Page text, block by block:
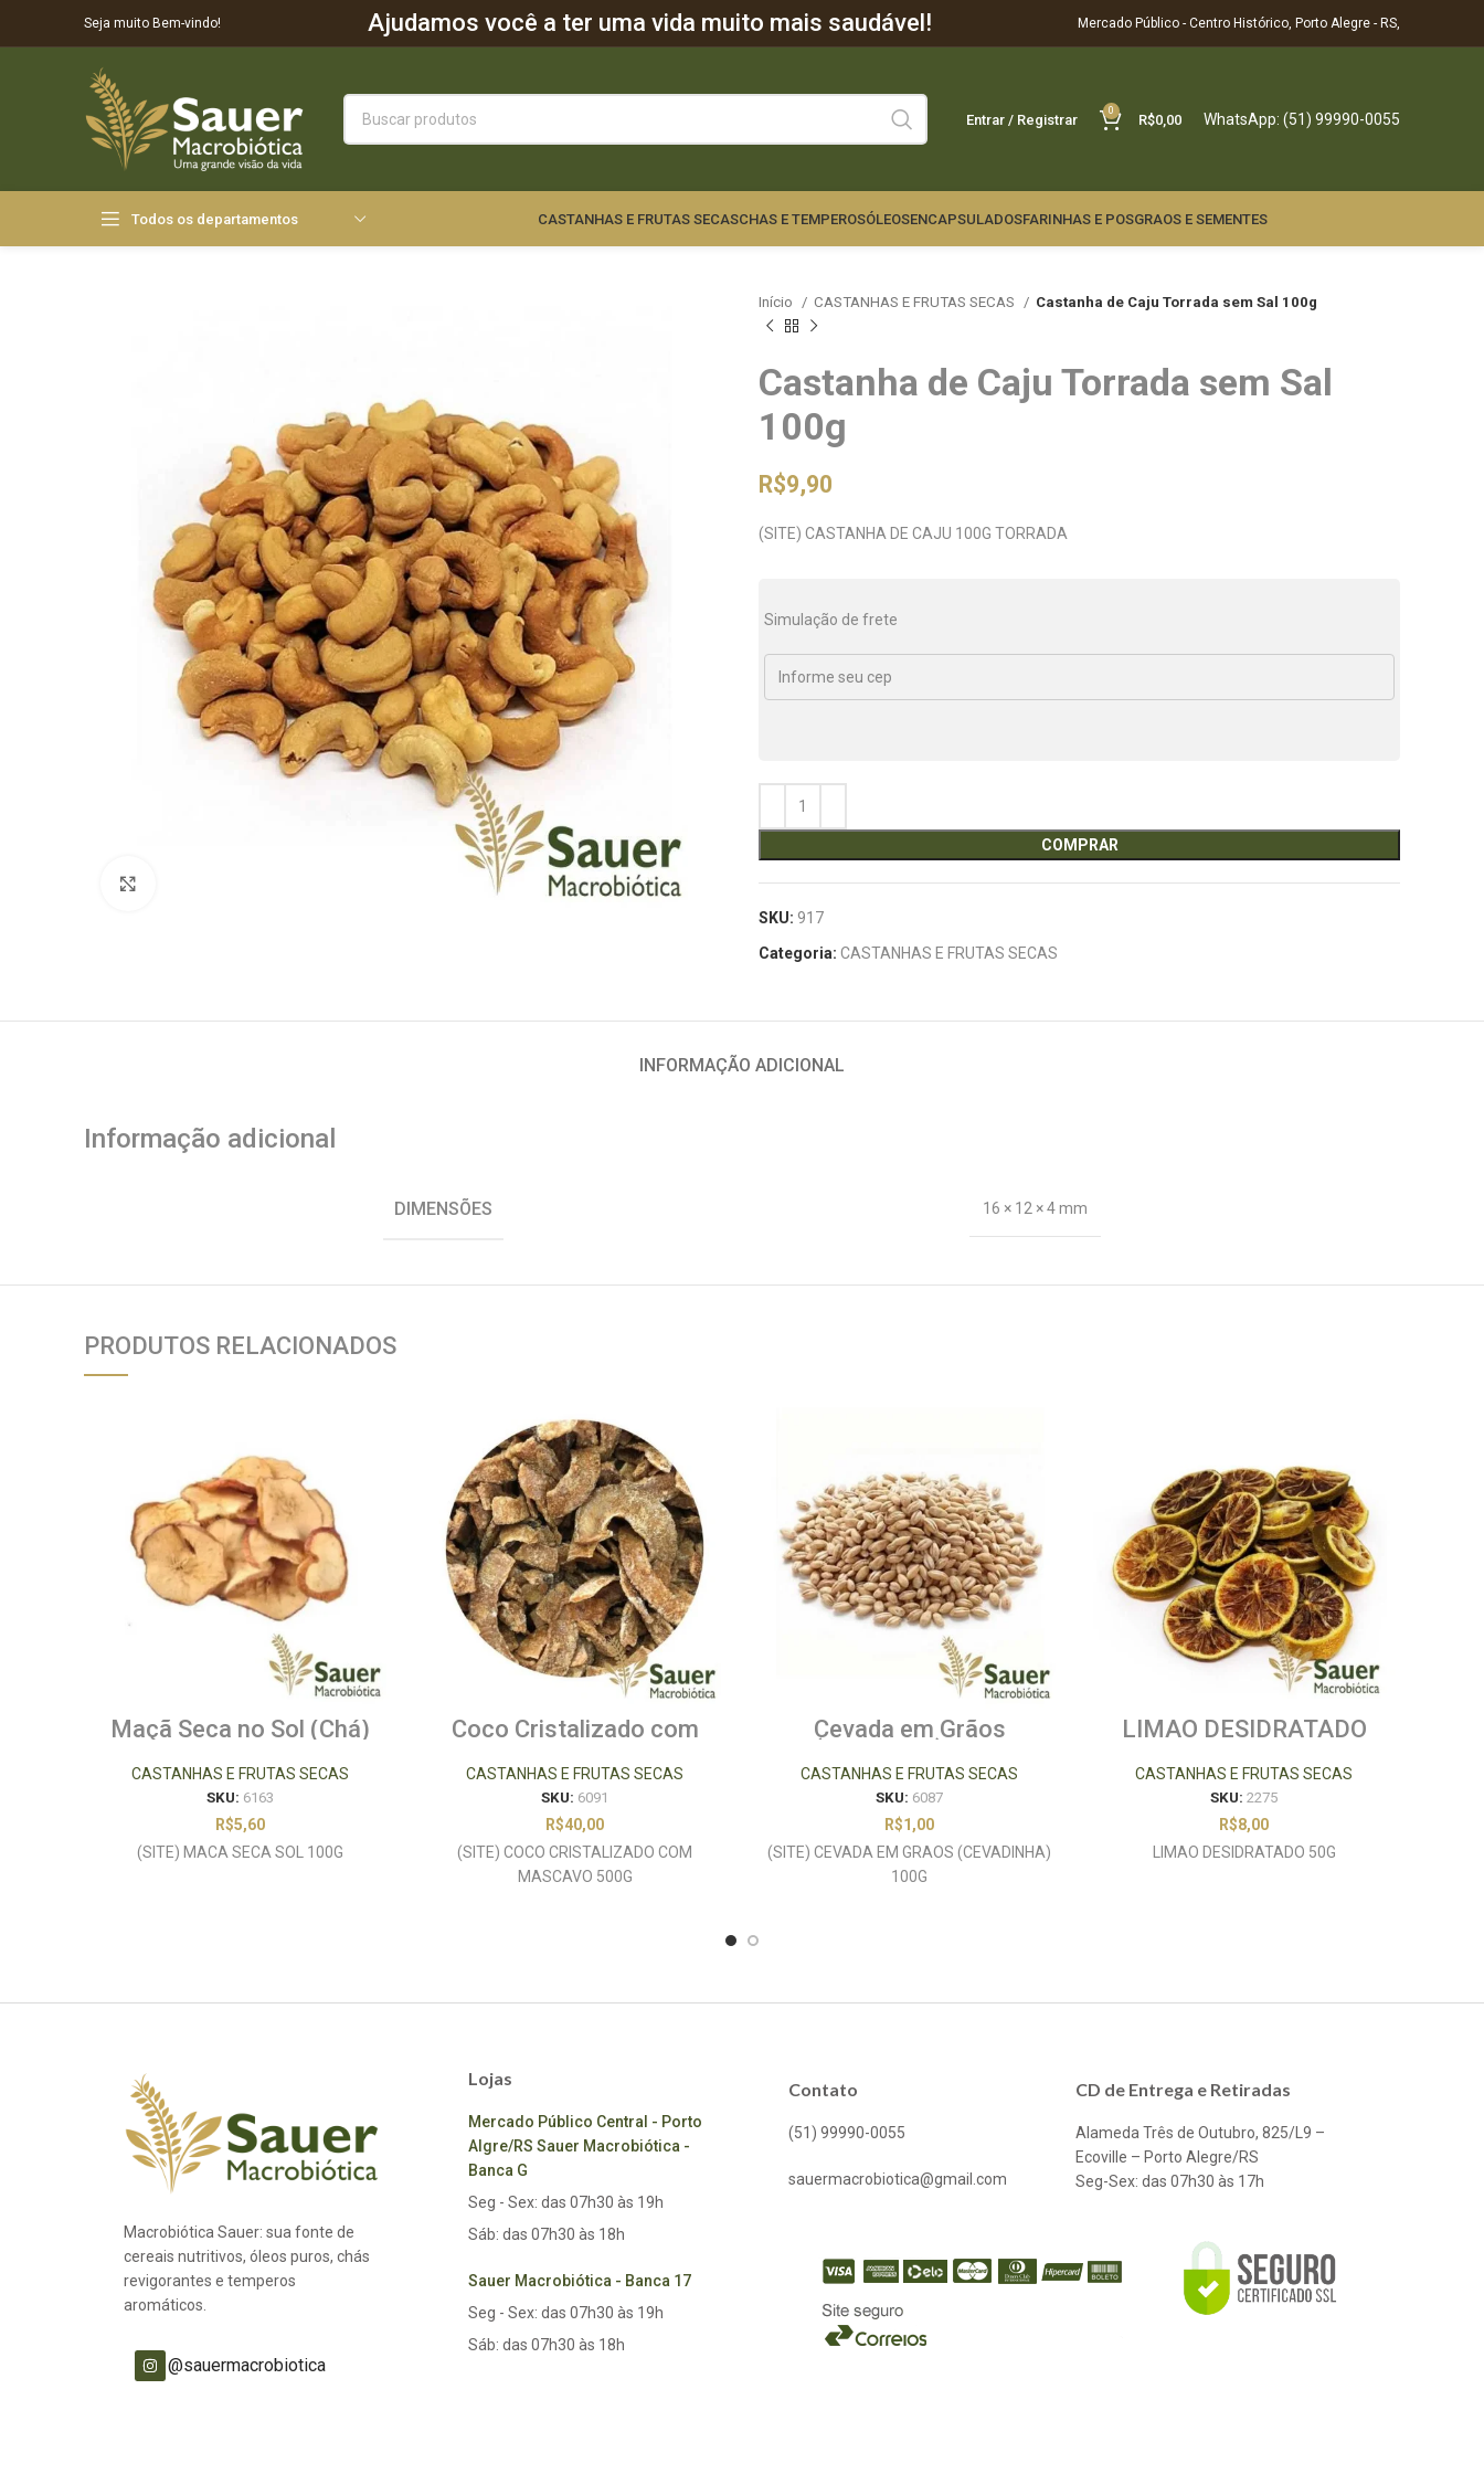
Seja muito Bem-vindo! Ajudamos você a ter uma vida muito mais saudável! Mercado Público - Centro Histórico, Porto Alegre - RS,
Entrar / Registrar
0
R$0,00 WhatsApp: (51) 99990-0055
Todos os departamentos CASTANHAS E FRUTAS SECASCHAS E TEMPEROSÓLEOSENCAPSULADOSFARINHAS E POSGRAOS E SEMENTES
Início CASTANHAS E FRUTAS SECAS Castanha de Caju Torrada sem Sal 100g
Castanha de Caju Torrada sem Sal
100g
R$9,90
(SITE) CASTANHA DE CAJU 100G TORRADA
Simulação de frete
COMPRAR
SKU: 917
Categoria: CASTANHAS E FRUTAS SECAS
INFORMAÇÃO ADICIONAL
Informação adicional
DIMENSÕES 16 × 12 × 4 mm
PRODUTOS RELACIONADOS
Maçã Seca no Sol (Chá)
CASTANHAS E FRUTAS SECAS
SKU: 6163
R$5,60
(SITE) MACA SECA SOL 100G
Coco Cristalizado com
CASTANHAS E FRUTAS SECAS
SKU: 6091
R$40,00
(SITE) COCO CRISTALIZADO COM
MASCAVO 500G
Cevada em Grãos
(Cevadinha) 100g
CASTANHAS E FRUTAS SECAS
SKU: 6087
R$1,00
(SITE) CEVADA EM GRAOS (CEVADINHA)
100G
LIMAO DESIDRATADO
CASTANHAS E FRUTAS SECAS
SKU: 2275
R$8,00
LIMAO DESIDRATADO 50G
Macrobiótica Sauer: sua fonte de
cereais nutritivos, óleos puros, chás
revigorantes e temperos
aromáticos.
@sauermacrobiotica
Lojas
Mercado Público Central - Porto
Algre/RS Sauer Macrobiótica -
Banca G
Seg - Sex: das 07h30 às 19h
Sáb: das 07h30 às 18h
Sauer Macrobiótica - Banca 17
Seg - Sex: das 07h30 às 19h
Sáb: das 07h30 às 18h
Contato
(51) 99990-0055
sauermacrobiotica@gmail.com
CD de Entrega e Retiradas
Alameda Três de Outubro, 825/L9 –
Ecoville – Porto Alegre/RS
Seg-Sex: das 07h30 às 17h